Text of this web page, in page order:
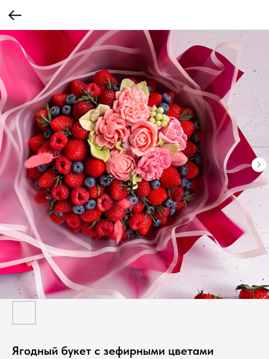
Ягодный букет с зефирными цветами